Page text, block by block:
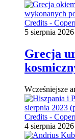
5 sierpnia 2026
Grecja
Wcześniejsze
4 sierpnia 2026